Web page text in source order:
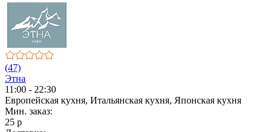
(47)
Этна
11:00 - 22:30
Европейская кухня, Итальянская кухня, Японская кухня
Мин. заказ:
25 р